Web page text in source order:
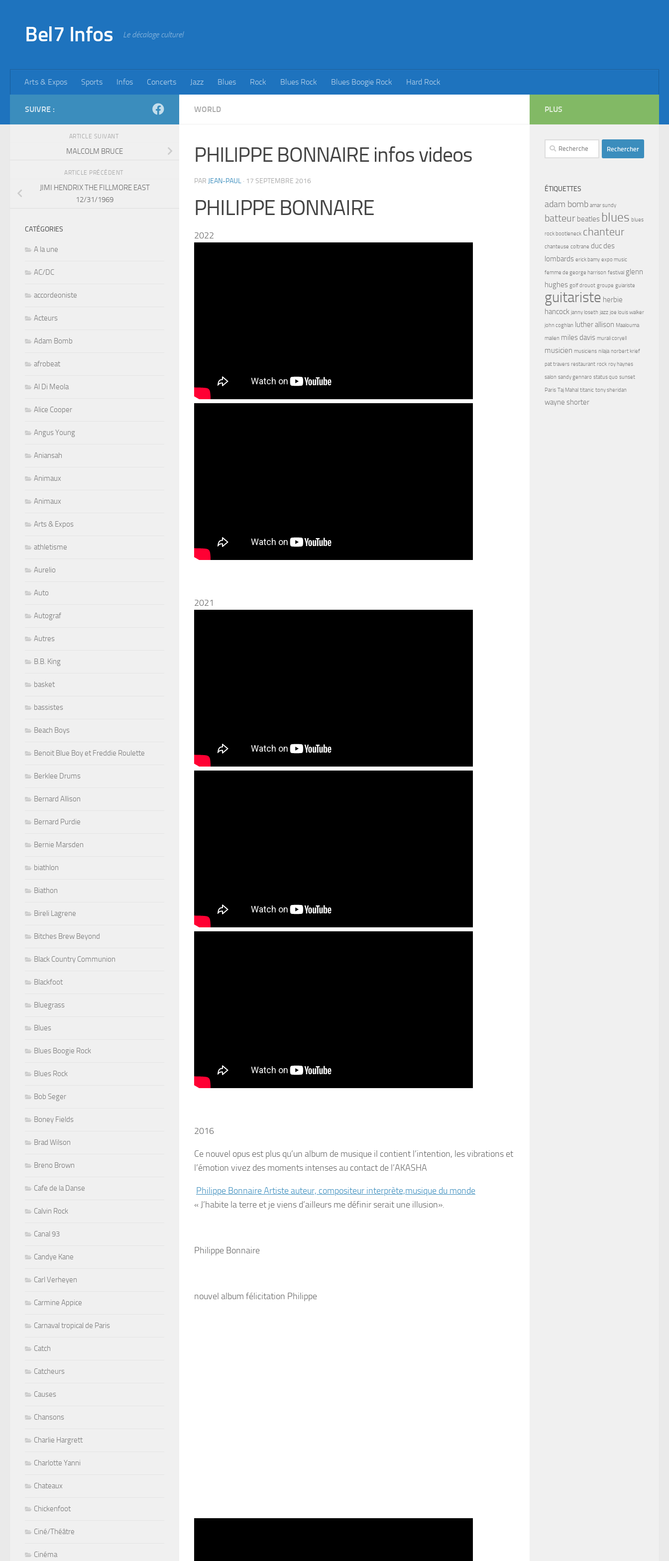
Bel7 Infos Le décalage culturel
Arts & Expos Sports Infos Concerts Jazz Blues Rock Blues Rock Blues Boogie Rock Hard Rock
WORLD
PHILIPPE BONNAIRE infos videos
PAR JEAN-PAUL · 17 SEPTEMBRE 2016
PHILIPPE BONNAIRE
2022
2021
2016
Ce nouvel opus est plus qu’un album de musique il contient l’intention, les vibrations et
l’émotion vivez des moments intenses au contact de l’AKASHA
Philippe Bonnaire Artiste auteur, compositeur interprète,musique du monde
« J’habite la terre et je viens d’ailleurs me définir serait une illusion».
Philippe Bonnaire
nouvel album félicitation Philippe
SUIVRE :
ARTICLE SUIVANT
MALCOLM BRUCE
ARTICLE PRÉCÉDENT
JIMI HENDRIX THE FILLMORE EAST
12/31/1969
CATÉGORIES
A la une
AC/DC
accordeoniste
Acteurs
Adam Bomb
afrobeat
Al Di Meola
Alice Cooper
Angus Young
Aniansah
Animaux
Animaux
Arts & Expos
athletisme
Aurelio
Auto
Autograf
Autres
B.B. King
basket
bassistes
Beach Boys
Benoit Blue Boy et Freddie Roulette
Berklee Drums
Bernard Allison
Bernard Purdie
Bernie Marsden
biathlon
Biathon
Bireli Lagrene
Bitches Brew Beyond
Black Country Communion
Blackfoot
Bluegrass
Blues
Blues Boogie Rock
Blues Rock
Bob Seger
Boney Fields
Brad Wilson
Breno Brown
Cafe de la Danse
Calvin Rock
Canal 93
Candye Kane
Carl Verheyen
Carmine Appice
Carnaval tropical de Paris
Catch
Catcheurs
Causes
Chansons
Charlie Hargrett
Charlotte Yanni
Chateaux
Chickenfoot
Ciné/Théâtre
Cinéma
PLUS
Rechercher :
ÉTIQUETTES
adam bomb amar sundy
batteur beatles blues blues
rock bootleneck chanteur
chanteuse coltrane duc des
lombards erick bamy expo music
femme de george harrison festival glenn
hughes golf drouot groupe guiariste
guitariste herbie
hancock janny loseth jazz joe louis walker
john coghlan luther allison Maalouma
malien miles davis murali coryell
musicien musiciens nilaja norbert krief
pat travers restaurant rock roy haynes
salon sandy gennaro status quo sunset
Paris Taj Mahal titanic tony sheridan
wayne shorter